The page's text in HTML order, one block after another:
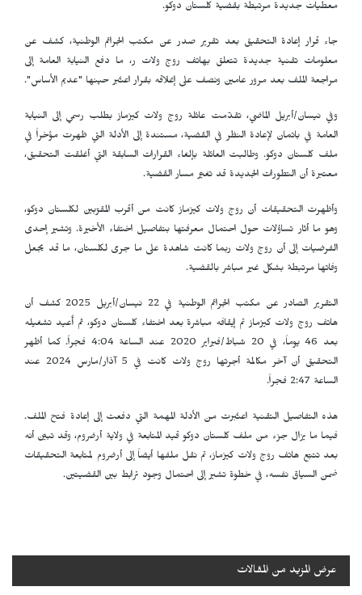
معطيات جديدة مرتبطة بقضية كلستان دوكو.
جاء قرار إعادة التحقيق بعد تقرير صدر عن مكتب الجرائم الوطنية، كشف عن
معلومات تقنية جديدة تتعلق بهاتف روج ولات ر، ما دفع النيابة العامة إلى
مراجعة الملف بعد مرور عامين ونصف على إغلاقه بقرار اعتُبر حينها "عديم الأساس".
وفي نيسان/أبريل الماضي، تقدّمت عائلة روج ولات كيزماز بطلب رسمي إلى النيابة
العامة في باتمان لإعادة النظر في القضية، مستندة إلى الأدلة التي ظهرت مؤخراً في
ملف كلستان دوكو. وطالبت العائلة بإلغاء القرارات السابقة التي أغلقت التحقيق،
معتبرة أن التطورات الجديدة قد تغيّر مسار القضية.
وأظهرت التحقيقات أن روج ولات كيزماز كانت من أقرب المقرّبين لكلستان دوكو،
وهو ما أثار تساؤلات حول احتمال معرفتها بتفاصيل اختفاء الأخيرة. وتشير إحدى
الفرضيات إلى أن روج ولات ربما كانت شاهدة على ما جرى لكلستان، ما قد يجعل
وفاتها مرتبطة بشكل غير مباشر بالقضية.
التقرير الصادر عن مكتب الجرائم الوطنية في 22 نيسان/أبريل 2025 كشف أن
هاتف روج ولات كيزماز تم إيقافه مباشرة بعد اختفاء كلستان دوكو، ثم أُعيد تشغيله
بعد 46 يوماً، في 20 شباط/فبراير 2020 عند الساعة 4:04 فجراً. كما أظهر
التحقيق أن آخر مكالمة أجرتها روج ولات كانت في 5 آذار/مارس 2024 عند
الساعة 2:47 فجراً.
هذه التفاصيل التقنية اعتُبرت من الأدلة المهمة التي دفعت إلى إعادة فتح الملف.
فيما ما يزال جزء من ملف كلستان دوكو قيد المتابعة في ولاية أرضروم، وقد تبيّن أنه
بعد تتبّع هاتف روج ولات كيزماز، تم نقل ملفها أيضاً إلى أرضروم لمتابعة التحقيقات
ضمن السياق نفسه، في خطوة تشير إلى احتمال وجود ترابط بين القضيتين.
عرض المزيد من المقالات